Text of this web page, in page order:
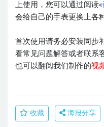
上使用，您可以通过阅读«
会给自己的手表更换上各
首次使用请务必安装同步
看常见问题解答或者联系
也可以翻阅我们制作的视
收藏 海报分享